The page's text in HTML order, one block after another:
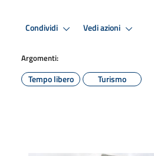
Condividi Vedi azioni
Argomenti:
Tempo libero Turismo